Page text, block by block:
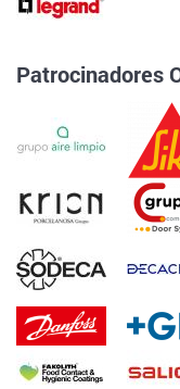
Patrocinadores